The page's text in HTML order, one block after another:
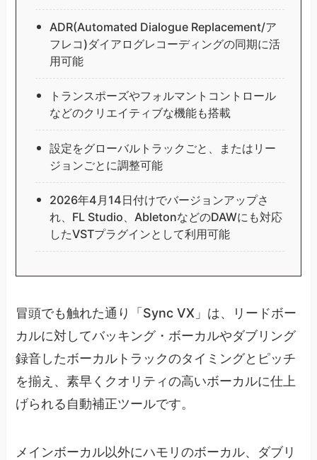
ADR(Automated Dialogue Replacement/ア
フレコ)ダイアログレコーディングの同期に活
用可能
トランスポーズやフォルマントコントロール
などのクリエイティブな機能も搭載
設定をグローバルトラックごと、またはリー
ジョンごとに調整可能
2026年4月14日付けでバージョンアップさ
れ、FL Studio、AbletonなどのDAWにも対応
したVSTプラグインとして利用可能
冒頭でも触れた通り「Sync VX」は、リードボー
カルに対してバッキング・ボーカルやダブリング
録音したボーカルトラックのタイミングとピッチ
を揃え、素早くクオリティの高いボーカルに仕上
げられる自動補正ツールです。
メインボーカル以外にハモリのボーカル、ダブリ